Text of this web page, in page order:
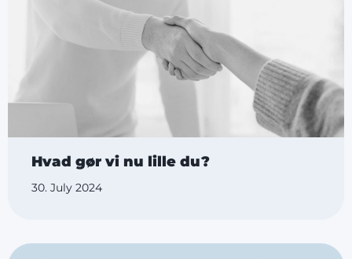
Hvad gør vi nu lille du?
30. July 2024